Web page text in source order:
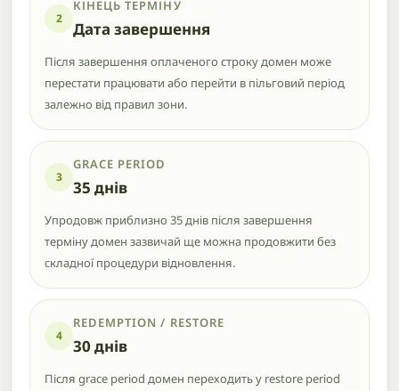
2
КІНЕЦЬ ТЕРМІНУ
Дата завершення
Після завершення оплаченого строку домен може
перестати працювати або перейти в пільговий період
залежно від правил зони.
3
GRACE PERIOD
35 днів
Упродовж приблизно 35 днів після завершення
терміну домен зазвичай ще можна продовжити без
складної процедури відновлення.
4
REDEMPTION / RESTORE
30 днів
Після grace period домен переходить у restore period